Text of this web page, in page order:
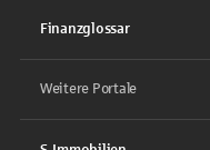
Finanzglossar
Weitere Portale